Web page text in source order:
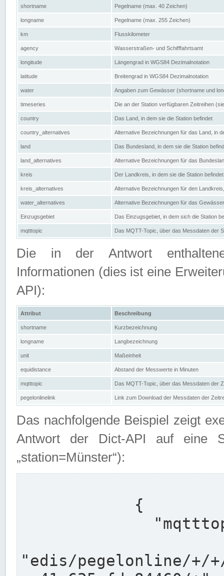
shortname Pegelname (max. 40 Zeichen)
longname Pegelname (max. 255 Zeichen)
km Flusskilometer
agency Wasserstraßen- und Schifffahrtsamt
longitude Längengrad in WGS84 Dezimalnotation
latitude Breitengrad in WGS84 Dezimalnotation
water Angaben zum Gewässer (shortname und
timeseries Die an der Station verfügbaren Zeitreihen
country Das Land, in dem sie die Station befindet
country_alternatives Alternative Bezeichnungen für das Land, in
land Das Bundesland, in dem sie die Station
land_alternatives Alternative Bezeichnungen für das
kreis Der Landkreis, in dem sie die Station befindet
kreis_alternatives Alternative Bezeichnungen für den
water_alternatives Alternative Bezeichnungen für das
Einzugsgebiet Das Einzugsgebiet, in dem sich die Station
mqtttopic Das MQTT-Topic, über das Messdaten der
Die in der Antwort
Informationen (dies ist eine
API):
Attribut Beschreibung
shortname Kurzbezeichnung
longname Langbezeichnung
unit Maßeinheit
equidistance Abstand der Messwerte in Minuten
mqtttopic Das MQTT-Topic, über das Messdaten der
pegelonlinelink Link zum Download der Messdaten der
Das nachfolgende Beispiel zeigt
Antwort der Dict-API auf eine
„station=Münster“):
"edis/pegelonline/+/